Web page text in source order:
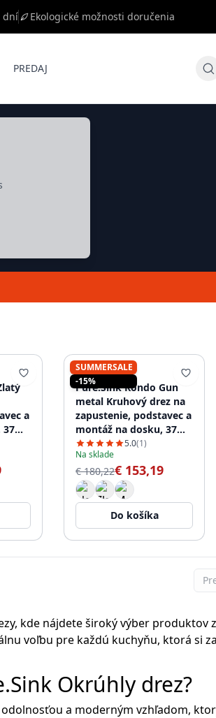
dní Ekologické možnosti doručenia
PREDAJ
a
37
SUMMERSALE
-15%
PURE.SINK
Pure.Sink Rondo Gun
metal Kruhový drez na
zapustenie, podstavec a
montáž na dosku, 37
cm, PRN38-61
5.0(1)
Na sklade
€ 180,22€ 153,19
Do košíka
kde nájdete široký výber produktov
voľbu pre každú kuchyňu, ktorá si
Okrúhly drez?
a moderným vzhľadom,